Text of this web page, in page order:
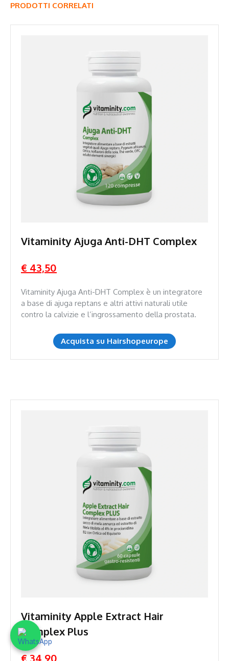
PRODOTTI CORRELATI
Vitaminity Ajuga Anti-DHT Complex
€ 43,50
Vitaminity Ajuga Anti-DHT Complex è un integratore
a base di ajuga reptans e altri attivi naturali utile
contro la calvizie e l’ingrossamento della prostata.
Acquista su Hairshopeurope
Vitaminity Apple Extract Hair
Complex Plus
€ 34,90